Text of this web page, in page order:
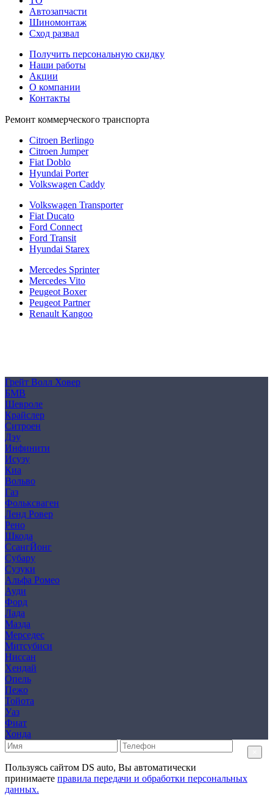
Автозапчасти
Шиномонтаж
Сход развал
Получить персональную скидку
Наши работы
Акции
О компании
Контакты
Ремонт коммерческого транспорта
Citroen Berlingo
Citroen Jumper
Fiat Doblo
Hyundai Porter
Volkswagen Caddy
Volkswagen Transporter
Fiat Ducato
Ford Connect
Ford Transit
Hyundai Starex
Mercedes Sprinter
Mercedes Vito
Peugeot Boxer
Peugeot Partner
Renault Kangoo
Грейт Волл Ховер
БМВ
Шевроле
Крайслер
Ситроен
Дэу
Инфинити
Исузу
Киа
Вольво
Газ
Фольксваген
Ленд Ровер
Рено
Шкода
СсангЙонг
Субару
Сузуки
Альфа Ромео
Ауди
Форд
Лада
Мазда
Мерседес
Митсубиси
Ниссан
Хендай
Опель
Пежо
Тойота
Уаз
Фиат
Хонда
Пользуясь сайтом DS auto, Вы автоматически
принимаете правила передачи и обработки персональных
данных.